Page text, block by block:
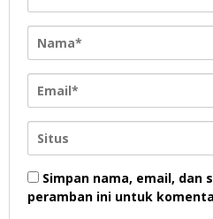
Simpan nama, email, dan
peramban ini untuk